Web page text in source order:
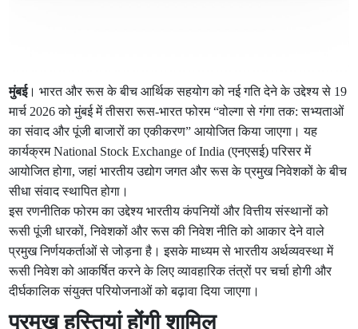
मुंबई। भारत और रूस के बीच आर्थिक सहयोग को नई गति देने के उद्देश्य से 19
मार्च 2026 को मुंबई में तीसरा रूस-भारत फोरम “वोल्गा से गंगा तक: सभ्यताओं
का संवाद और पूंजी बाजारों का एकीकरण” आयोजित किया जाएगा। यह
कार्यक्रम National Stock Exchange of India (एनएसई) परिसर में
आयोजित होगा, जहां भारतीय उद्योग जगत और रूस के प्रमुख निवेशकों के बीच
सीधा संवाद स्थापित होगा।
इस रणनीतिक फोरम का उद्देश्य भारतीय कंपनियों और वित्तीय संस्थानों को
रूसी पूंजी धारकों, निवेशकों और रूस की निवेश नीति को आकार देने वाले
प्रमुख निर्णयकर्ताओं से जोड़ना है। इसके माध्यम से भारतीय अर्थव्यवस्था में
रूसी निवेश को आकर्षित करने के लिए व्यावहारिक तंत्रों पर चर्चा होगी और
दीर्घकालिक संयुक्त परियोजनाओं को बढ़ावा दिया जाएगा।
प्रमुख हस्तियां होंगी शामिल